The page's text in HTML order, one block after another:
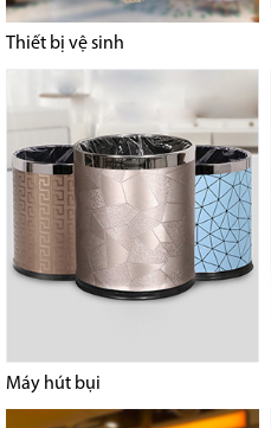
Thiết bị vệ sinh
Máy hút bụi